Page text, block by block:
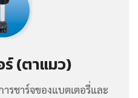
ร์ (ตาแมว)
รชาร์จของแบตเตอรี่และ